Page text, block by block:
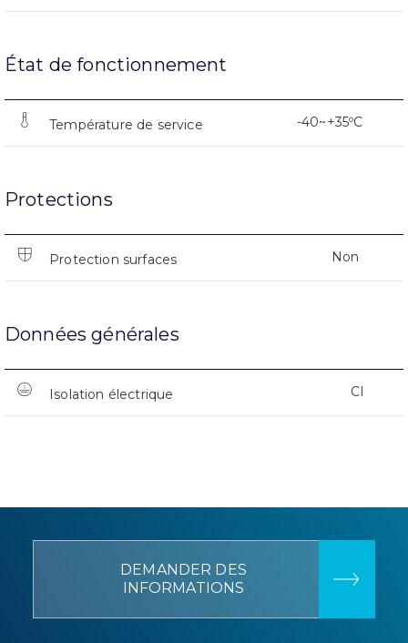
État de fonctionnement
Température de service -40~+35ºC
Protections
Protection surfaces Non
Données générales
Isolation électrique CI
DEMANDER DES
INFORMATIONS